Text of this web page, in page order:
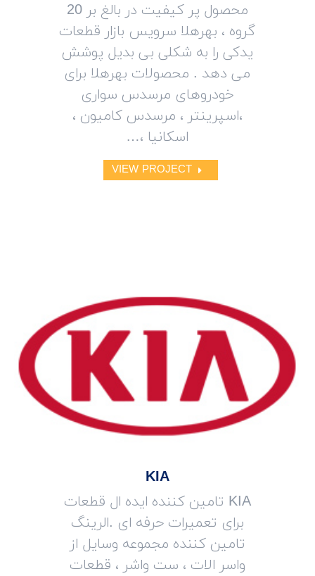
محصول پر کیفیت در بالغ بر 20
گروه ، بهرهلا سرویس بازار قطعات
یدکی را به شکلی بی بدیل پوشش
می دهد . محصولات بهرهلا برای
خودروهای مرسدس سواری
،اسپرینتر ، مرسدس کامیون ،
اسکانیا ،…
VIEW PROJECT
KIA
KIA تامین کننده ایده ال قطعات
برای تعمیرات حرفه ای .الرینگ
تامین کننده مجموعه وسایل از
واسر الات ، ست واشر ، قطعات